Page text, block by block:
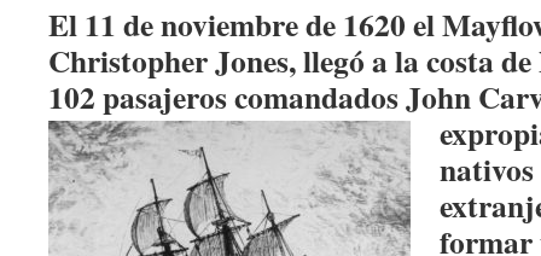
El 11 de noviembre de 1620 el
Christopher Jones, llegó a la costa
102 pasajeros comandados John
formar